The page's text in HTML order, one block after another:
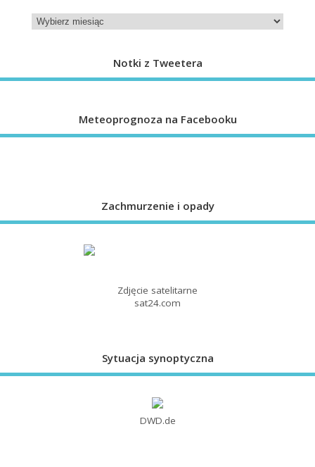
Notki z Tweetera
Meteoprognoza na Facebooku
Zachmurzenie i opady
Zdjęcie satelitarne
sat24.com
Sytuacja synoptyczna
DWD.de